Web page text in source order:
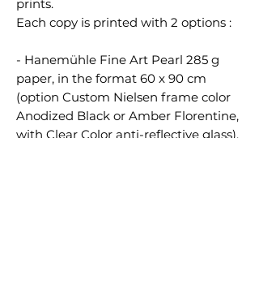
prints.
Each copy is printed with 2 options :
- Hanemühle Fine Art Pearl 285 g
paper, in the format 60 x 90 cm
(option Custom Nielsen frame color
Anodized Black or Amber Florentine,
with Clear Color anti-reflective glass),